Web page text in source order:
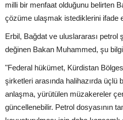
milli bir menfaat olduğunu belirten
çözüme ulaşmak istediklerini ifade
Erbil, Bağdat ve uluslararası petrol
değinen Bakan Muhammed, şu
"Federal hükümet, Kürdistan
şirketleri arasında halihazırda üçlü
anlaşma, yürütülen müzakereler
güncellenebilir. Petrol dosyasının